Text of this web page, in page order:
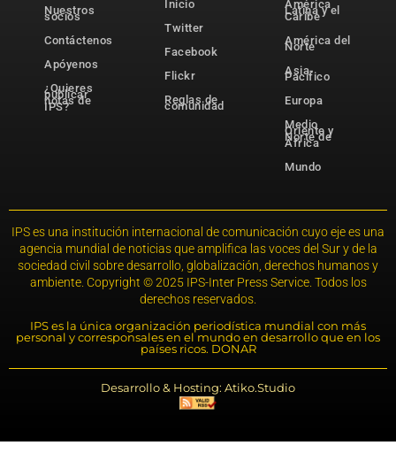
Nuestros
socios
Contáctenos
Apóyenos
¿Quieres
publicar
notas de
IPS?
Inicio
Twitter
Facebook
Flickr
Reglas de
comunidad
América
Latina y el
Caribe
América del
Norte
Asia-
Pacífico
Europa
Medio
Oriente y
Norte de
África
Mundo
IPS es una institución internacional de comunicación cuyo eje es una
agencia mundial de noticias que amplifica las voces del Sur y de la
sociedad civil sobre desarrollo, globalización, derechos humanos y
ambiente. Copyright © 2025 IPS-Inter Press Service. Todos los
derechos reservados.
IPS es la única organización periodística mundial con más
personal y corresponsales en el mundo en desarrollo que en los
países ricos. DONAR
Desarrollo & Hosting: Atiko.Studio